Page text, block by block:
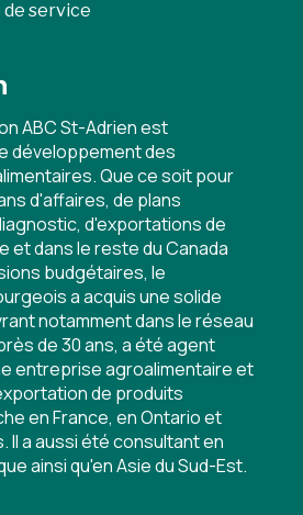
de service
ABC St-Adrien est
développement des
Que ce soit pour
d'affaires, de plans
d'exportations de
et dans le reste du Canada
budgétaires, le
a acquis une solide
notamment dans le réseau
de 30 ans, a été agent
entreprise agroalimentaire et
de produits
en France, en Ontario et
Il a aussi été consultant en
ainsi qu'en Asie du Sud-Est.